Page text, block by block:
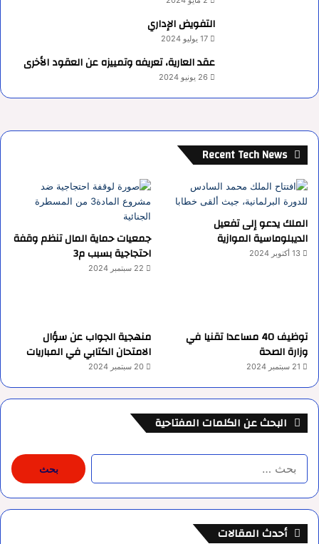
التفويض الإداري
17 يوليو 2024
عقد العارية، تعريفه وتمييزه عن العقود الأخرى
26 يونيو 2024
Recent Tech News
الملك يدعو إلى تفعيل
الديبلوماسية الموازية
13 أكتوبر 2024
جمعيات حماية المال تنظم وقفة
احتجاجية بسبب م3
22 سبتمبر 2024
توظيف 40 مساعدا تقنيا في
وزارة الصحة
21 سبتمبر 2024
منهجية الجواب عن سؤال
الامتحان الكتابي في المباريات
20 سبتمبر 2024
البحث عن الكلمات المفتاحية
البحث
عن:
أحدث المقالات